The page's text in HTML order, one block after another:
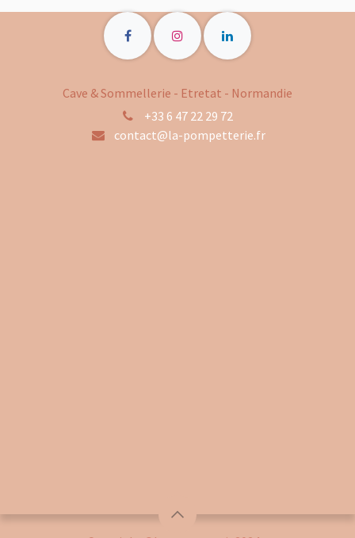
Cave & Sommellerie - Etretat - Normandie
+33 6 47 22 29 72
contact@la-pompetterie.fr